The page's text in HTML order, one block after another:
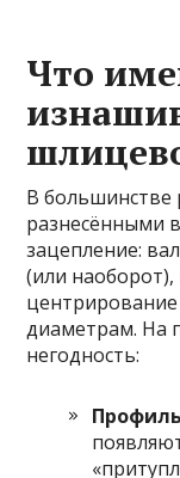
Что
В
разнесёнными
зацепление:
(или
диаметрам. На
негодность: